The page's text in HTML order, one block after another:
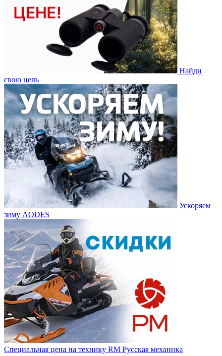
Найди
свою цель
Ускоряем
зиму AODES
Специальная цена на технику RM Русская механика